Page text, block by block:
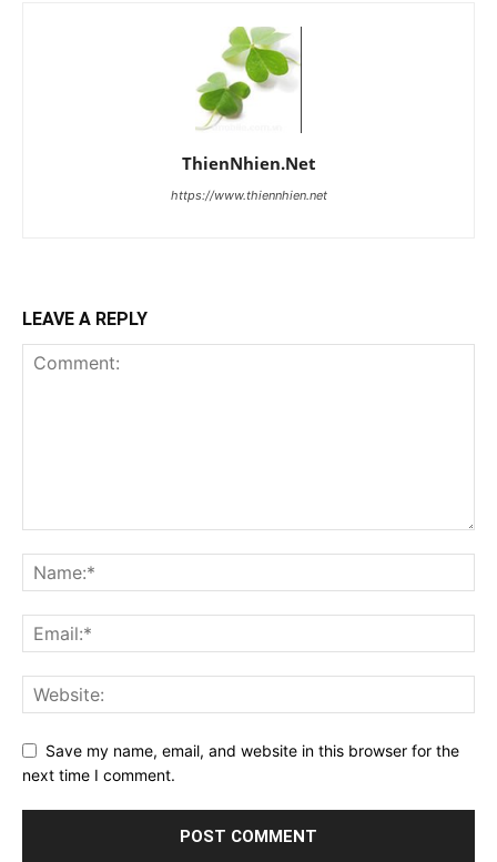
ThienNhien.Net
https://www.thiennhien.net
LEAVE A REPLY
Save my name, email, and website in this browser for the
next time I comment.